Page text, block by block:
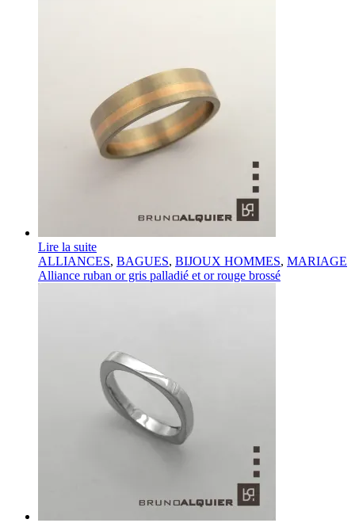
Lire la suite
ALLIANCES, BAGUES, BIJOUX HOMMES, MARIAGE
Alliance ruban or gris palladié et or rouge brossé